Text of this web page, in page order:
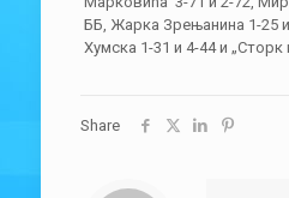
ББ, Жарка Зрењанина 1-25 и
Хумска 1-31 и 4-44 и „Сторк
Share